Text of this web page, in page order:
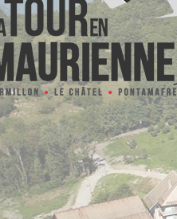
VIE
HISTOIRE &
ENFANCE &